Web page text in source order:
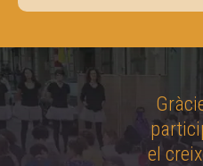
el